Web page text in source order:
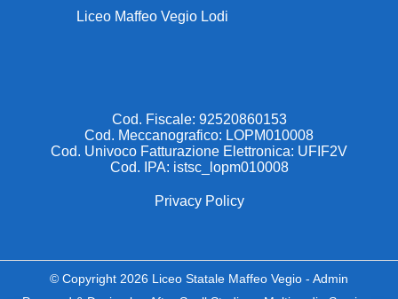
Liceo Maffeo Vegio Lodi
Cod. Fiscale: 92520860153
Cod. Meccanografico: LOPM010008
Cod. Univoco Fatturazione Elettronica: UFIF2V
Cod. IPA: istsc_lopm010008
Privacy Policy
© Copyright 2026 Liceo Statale Maffeo Vegio - Admin